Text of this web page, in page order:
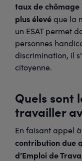
taux de chômage
plus élevé que la
un ESAT permet
personnes
discrimination, il
citoyenne.
Quels sont
travailler
En faisant appel à
contribution due
d’Emploi de